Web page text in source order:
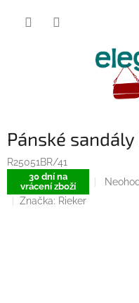
Pánské
R25051BR/41
30 dní na
vrácení zboží
Značka: Rieker